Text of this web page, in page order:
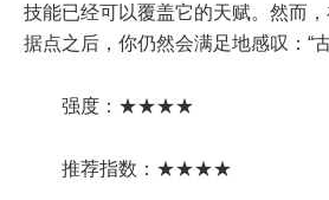
技能已经可以覆盖它的天赋。然而
据点之后，你仍然会满足地感叹：“
强度：★★★★
推荐指数：★★★★